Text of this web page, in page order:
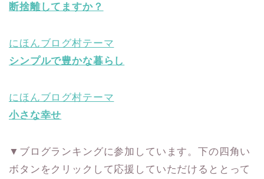
断捨離してますか？
にほんブログ村テーマ
シンプルで豊かな暮らし
にほんブログ村テーマ
小さな幸せ
▼ブログランキングに参加しています。下の四角い
ボタンをクリックして応援していただけるととって